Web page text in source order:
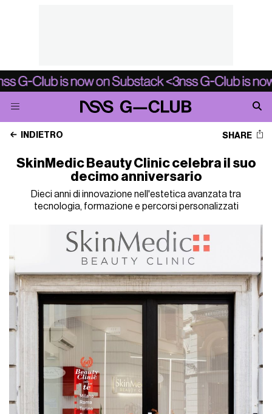
INDIETRO SHARE
SkinMedic Beauty Clinic celebra il suo
decimo anniversario
Dieci anni di innovazione nell'estetica avanzata tra
tecnologia, formazione e percorsi personalizzati